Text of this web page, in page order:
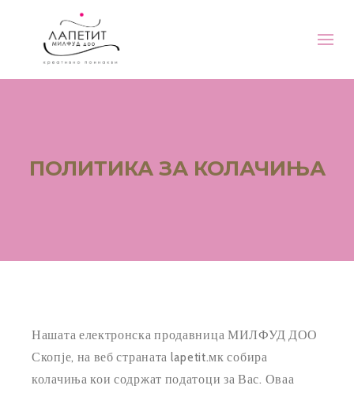
ПОЛИТИКА ЗА КОЛАЧИЊА
Нашата електронска продавница МИЛФУД ДОО
Скопје, на веб страната lapetit.мк собира
колачиња кои содржат податоци за Вас. Оваа